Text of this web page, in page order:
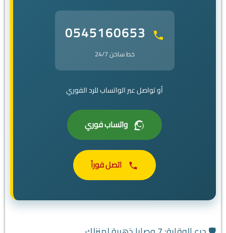
0545160653
خط ساخن 24/7
أو تواصل عبر الواتساب للرد الفوري
واتساب فوري
اتصل فوراً